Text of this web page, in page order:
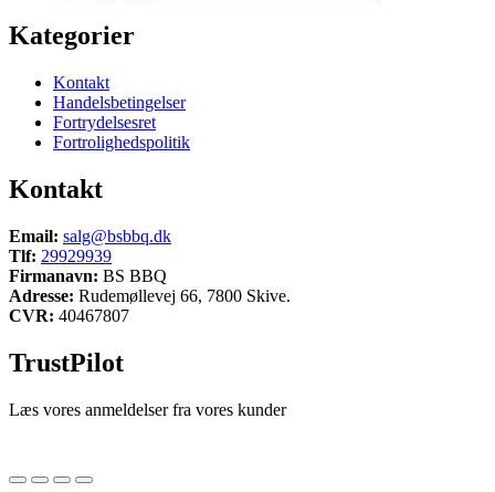
Kategorier
Kontakt
Handelsbetingelser
Fortrydelsesret
Fortrolighedspolitik
Kontakt
Email: salg@bsbbq.dk
Tlf: 29929939
Firmanavn: BS BBQ
Adresse: Rudemøllevej 66, 7800 Skive.
CVR: 40467807
TrustPilot
Læs vores anmeldelser fra vores kunder